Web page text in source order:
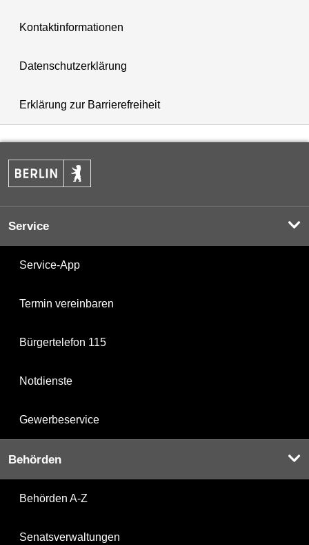
Kontaktinformationen
Datenschutzerklärung
Erklärung zur Barrierefreiheit
Service
Service-App
Termin vereinbaren
Bürgertelefon 115
Notdienste
Gewerbeservice
Behörden
Behörden A-Z
Senatsverwaltungen